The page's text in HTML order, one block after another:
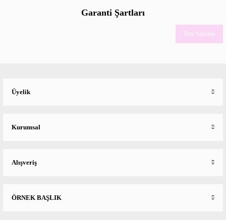
Garanti Şartları
Tüm Sayfalar
Üyelik
Kurumsal
Alışveriş
ÖRNEK BAŞLIK